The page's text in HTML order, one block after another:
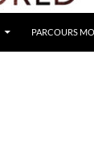
PARCOURS